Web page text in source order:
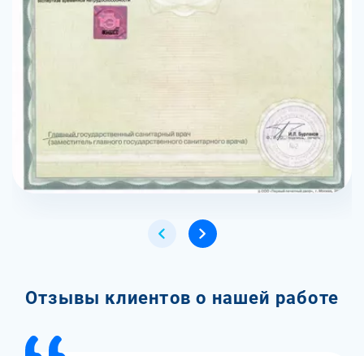
Отзывы клиентов о нашей работе